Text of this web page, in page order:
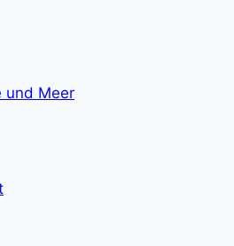
und Meer